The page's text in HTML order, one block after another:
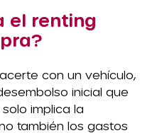
el renting
con un vehículo,
inicial que
implica la
también los gastos